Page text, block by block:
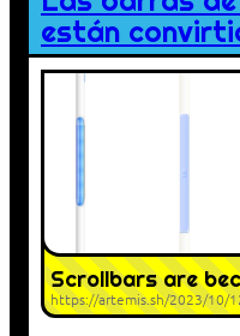
están
Scrollbars are
https://artemis.sh/2023/10/